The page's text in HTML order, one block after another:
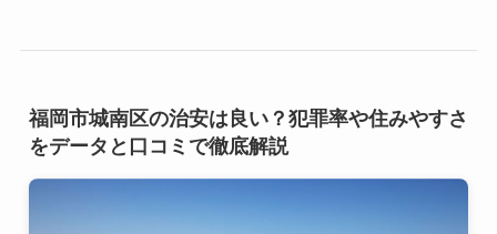
福岡市城南区の治安は良い？犯罪率や住みやすさ
をデータと口コミで徹底解説